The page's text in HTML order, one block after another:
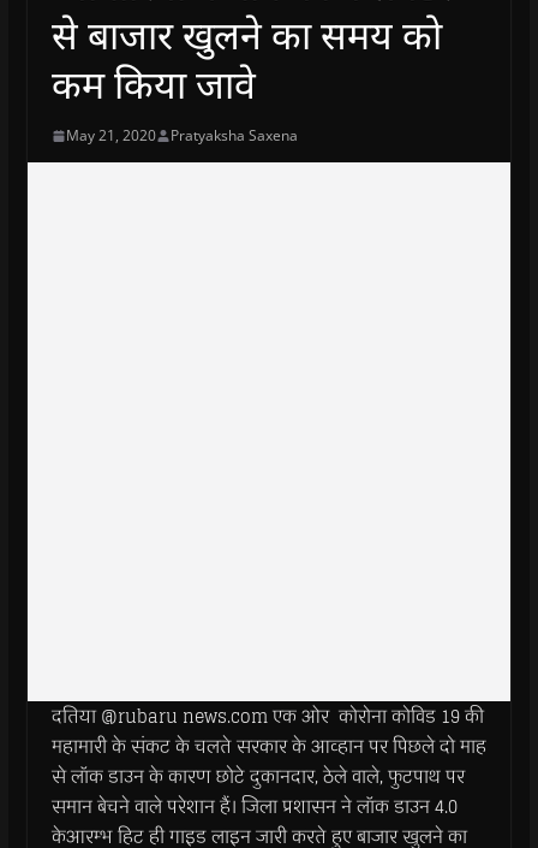
से बाजार खुलने का समय को
कम किया जावे
May 21, 2020 Pratyaksha Saxena
दतिया @rubaru news.com एक ओर कोरोना कोविड 19 की
महामारी के संकट के चलते सरकार के आव्हान पर पिछले दो माह
से लॉक डाउन के कारण छोटे दुकानदार, ठेले वाले, फुटपाथ पर
समान बेचने वाले परेशान हैं। जिला प्रशासन ने लॉक डाउन 4.0
केआरम्भ हिट ही गाइड लाइन जारी करते हुए बाजार खुलने का